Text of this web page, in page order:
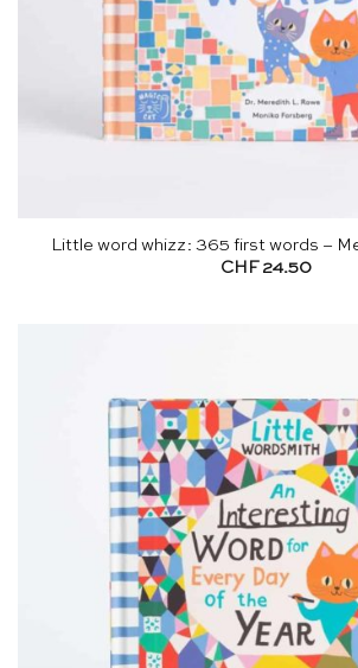
Little word whizz: 365 first words –
CHF 24.50